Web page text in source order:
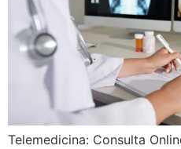
Telemedicina: Consulta